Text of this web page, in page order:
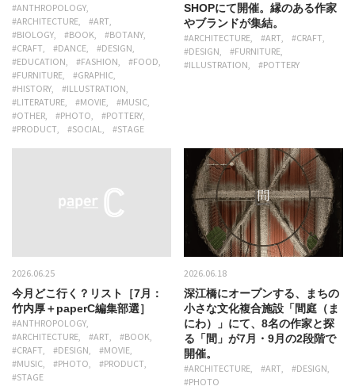
#ANTHROPOLOGY
#ARCHITECTURE
#ART
#BIOLOGY
#BOOK
#BOTANY
#CRAFT
#DANCE
#DESIGN
#EDUCATION
#FASHION
#FOOD
#FURNITURE
#GRAPHIC
#HISTORY
#ILLUSTRATION
#LITERATURE
#MOVIE
#MUSIC
#OTHER
#PHOTO
#POTTERY
#PRODUCT
#SOCIAL #STAGE
SHOPにて開催。縁のある作家
やブランドが集結。
#ARCHITECTURE #ART
#CRAFT
#DESIGN
#FURNITURE
#ILLUSTRATION
#POTTERY
2026.06.25
今月どこ行く？リスト［7月：
竹内厚＋paperC編集部選］
#ANTHROPOLOGY
#ARCHITECTURE
#ART
#BOOK
#CRAFT
#DESIGN
#MOVIE
#MUSIC
#PHOTO
#PRODUCT
#STAGE
2026.06.18
深江橋にオープンする、まちの
小さな文化複合施設「間庭（ま
にわ）」にて、8名の作家と探
る「間」が7月・9月の2段階で
開催。
#ARCHITECTURE #ART
#DESIGN
#PHOTO